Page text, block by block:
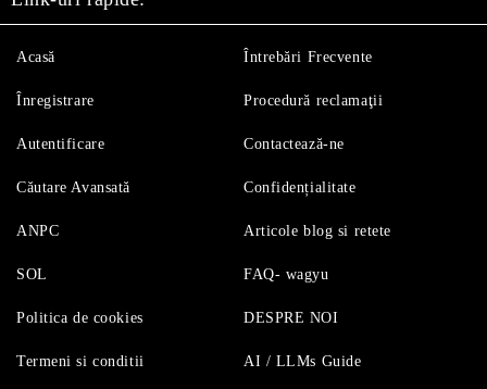
Acasă
Înregistrare
Autentificare
Căutare Avansată
Întrebări Frecvente
Procedură reclamaţii
Contactează-ne
Confidențialitate
ANPC
SOL
Politica de cookies
Termeni si conditii
Articole blog si retete
FAQ- wagyu
DESPRE NOI
AI / LLMs Guide